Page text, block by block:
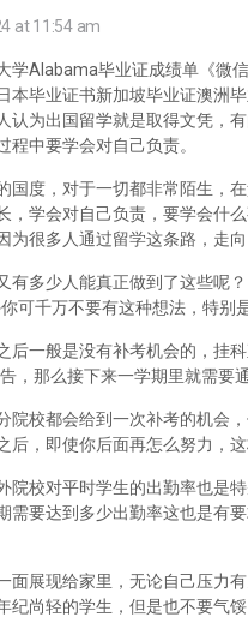
at 11:54 am
学Alabama毕业证成绩单《
本毕业证书新加坡毕业证澳洲
认为出国留学就是取得文凭，
程中要学会对自己负责。
国度，对于一切都非常陌生，
，学会对自己负责，要学会什
为很多人通过留学这条路，走
有多少人能真正做到了这些呢
可千万不要有这种想法，特别
后一般是没有补考机会的，挂
，那么接下来一学期里就需要
院校都会给到一次补考的机会
后，即使你后面再怎么努力，
院校对平时学生的出勤率也是
需要达到多少出勤率这也是有
面展现给家里，无论自己压力
纪尚轻的学生，但是也不要气